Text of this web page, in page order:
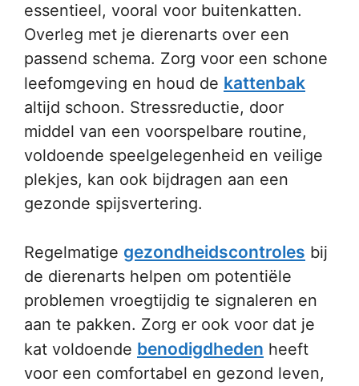
essentieel, vooral voor buitenkatten.
Overleg met je dierenarts over een
passend schema. Zorg voor een schone
leefomgeving en houd de kattenbak
altijd schoon. Stressreductie, door
middel van een voorspelbare routine,
voldoende speelgelegenheid en veilige
plekjes, kan ook bijdragen aan een
gezonde spijsvertering.
Regelmatige gezondheidscontroles bij
de dierenarts helpen om potentiële
problemen vroegtijdig te signaleren en
aan te pakken. Zorg er ook voor dat je
kat voldoende benodigdheden heeft
voor een comfortabel en gezond leven,